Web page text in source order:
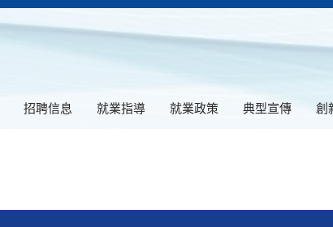
招聘信息 就業指導 就業政策 典型宣傳 創